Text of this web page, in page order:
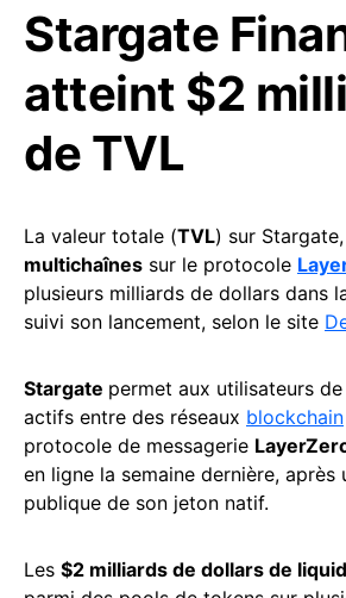
Stargate
atteint $2
de TVL
La valeur totale (TVL) sur
multichaînes sur le protocole
plusieurs milliards de dollars dans
suivi son lancement, selon le site
Stargate permet aux utilisateurs
actifs entre des réseaux blockchain
protocole de messagerie
en ligne la semaine dernière, après
publique de son jeton natif.
Les $2 milliards de dollars de